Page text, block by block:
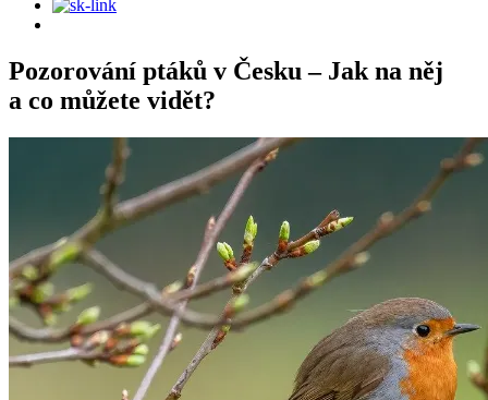
Pozorování ptáků v Česku – Jak na něj
a co můžete vidět?